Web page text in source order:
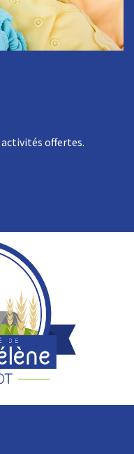
offertes.